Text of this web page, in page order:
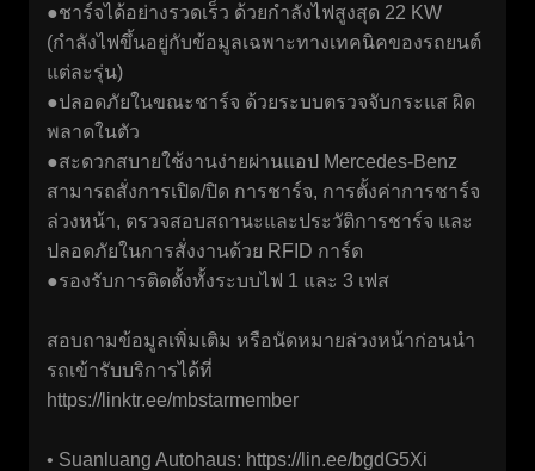
●ชาร์จได้อย่างรวดเร็ว ด้วยกำลังไฟสูงสุด 22 KW
(กำลังไฟขึ้นอยู่กับข้อมูลเฉพาะทางเทคนิคของรถยนต์
แต่ละรุ่น)
●ปลอดภัยในขณะชาร์จ ด้วยระบบตรวจจับกระแส ผิด
พลาดในตัว
●สะดวกสบายใช้งานง่ายผ่านแอป Mercedes-Benz
สามารถสั่งการเปิด/ปิด การชาร์จ, การตั้งค่าการชาร์จ
ล่วงหน้า, ตรวจสอบสถานะและประวัติการชาร์จ และ
ปลอดภัยในการสั่งงานด้วย RFID การ์ด
●รองรับการติดตั้งทั้งระบบไฟ 1 และ 3 เฟส
สอบถามข้อมูลเพิ่มเติม หรือนัดหมายล่วงหน้าก่อนนำ
รถเข้ารับบริการได้ที่
https://linktr.ee/mbstarmember
• Suanluang Autohaus: https://lin.ee/bgdG5Xi